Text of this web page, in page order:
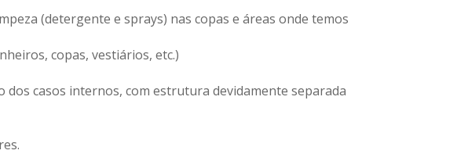
(detergente e sprays) nas copas e áreas onde temos
copas, vestiários, etc.)
dos casos internos, com estrutura devidamente separada